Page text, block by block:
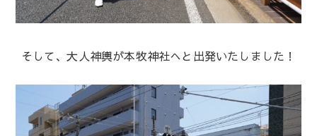
そして、大人神輿が本牧神社へと出発いたしました！